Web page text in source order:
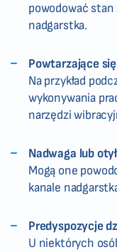
powodować stan
nadgarstka.
Powtarzające
Na przykład
wykonywania
narzędzi
Nadwaga lub
Mogą one
kanale
Predyspozycje
U niektórych